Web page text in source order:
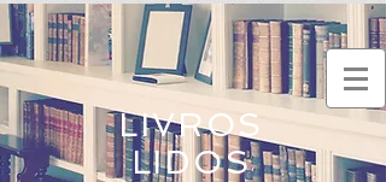
LIVROS
LIDOS